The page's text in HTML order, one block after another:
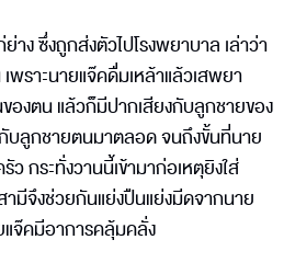
าง ซึ่งถูกส่งตัวไปโรงพยาบาล เล่าว่า
พราะนายแจ๊คดื่มเหล้าแล้วเสพยา
ของตน แล้วก็มีปากเสียงกับลูกชายของ
บลูกชายตนมาตลอด จนถึงขั้นที่นาย
กระทั่งวานนี้เข้ามาก่อเหตุยิงใส่
มีจึงช่วยกันแย่งปืนแย่งมีดจากนาย
แจ๊คมีอาการคลุ้มคลั่ง